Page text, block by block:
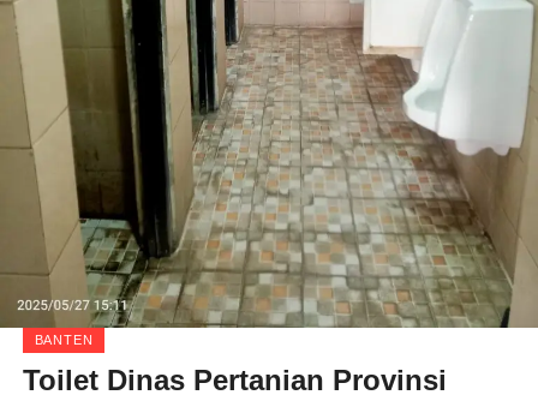
BANTEN
Toilet Dinas Pertanian Provinsi